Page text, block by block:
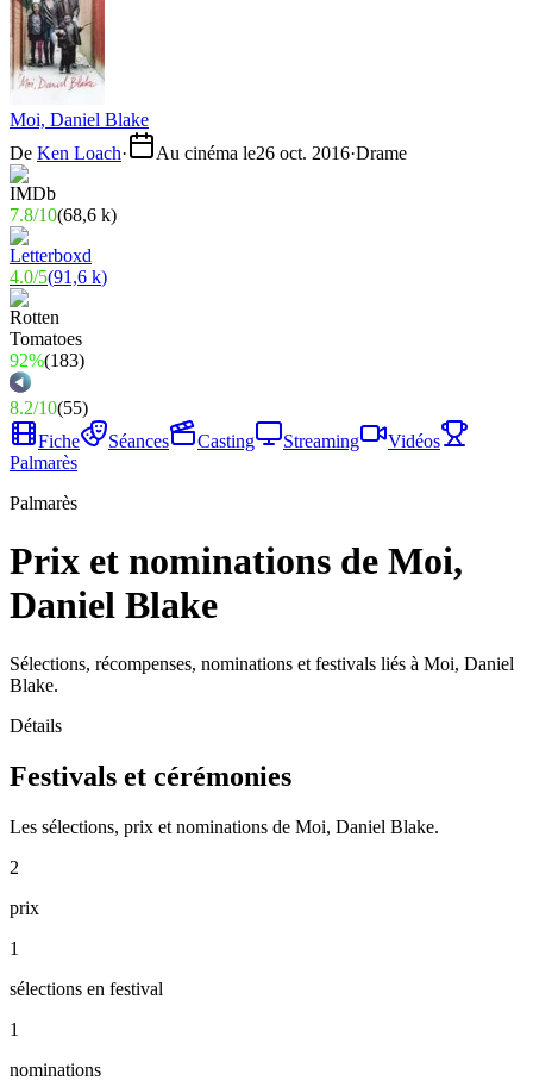
Moi, Daniel Blake
De Ken Loach· Au cinéma le26 oct. 2016·Drame
7.8/10(68,6 k)
4.0/5(91,6 k)
92%(183)
8.2/10(55)
Fiche
Séances Casting Streaming
Vidéos
Palmarès
Palmarès
Prix et nominations de Moi,
Daniel Blake
Sélections, récompenses, nominations et festivals liés à Moi, Daniel
Blake.
Détails
Festivals et cérémonies
Les sélections, prix et nominations de Moi, Daniel Blake.
2
prix
1
sélections en festival
1
nominations